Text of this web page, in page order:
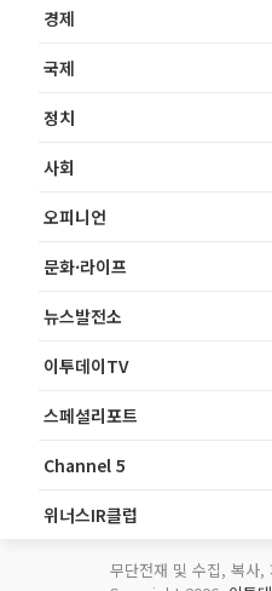
경제
국제
정치
사회
오피니언
문화·라이프
뉴스발전소
이투데이TV
스페셜리포트
Channel 5
위너스IR클럽
무단전재 및 수집, 복사,